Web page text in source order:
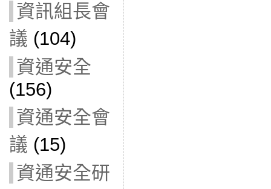
資訊組長會
議 (104)
資通安全
(156)
資通安全會
議 (15)
資通安全研